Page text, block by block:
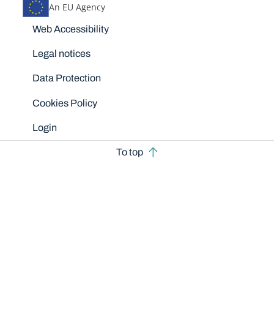
An EU Agency
Disclaimers
Web Accessibility
Legal notices
Data Protection
Cookies Policy
Login
To top